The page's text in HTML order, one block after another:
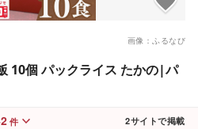
画像：ふるなび
10個 パックライス たかの|パ
件 2サイトで掲載